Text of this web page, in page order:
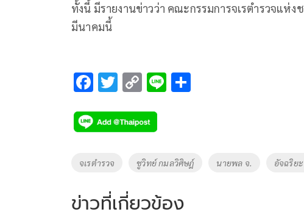
ทั้งนี้ มีรายงานข่าวว่า คณะกรรมการจเรตำรวจแห่
มีนาคมนี้
F
e
b
o
k
T
tt
er
C
p
y
Li
k
Li
Tags
จเรตำรวจ ชูวิทย์ กมลวิศิษฎ์ นายพล จ. อัจฉริย
ข่าวที่เกี่ยวข้อง